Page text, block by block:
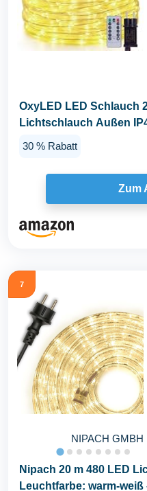
OxyLED LED Schlauch
Lichtschlauch Außen
30 % Rabatt
Zum
7
NIPACH GMBH
Nipach 20 m 480 LED
Leuchtfarbe: warm-weiß